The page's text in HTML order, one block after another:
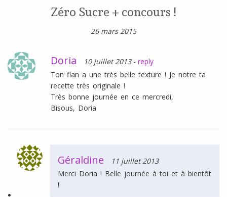
Zéro Sucre + concours !
26 mars 2015
Doria 10 juillet 2013 - reply
Ton flan a une très belle texture ! Je notre ta
recette très originale !
Très bonne journée en ce mercredi,
Bisous, Doria
Géraldine
11 juillet 2013
Merci Doria ! Belle journée à toi et à bientôt
!